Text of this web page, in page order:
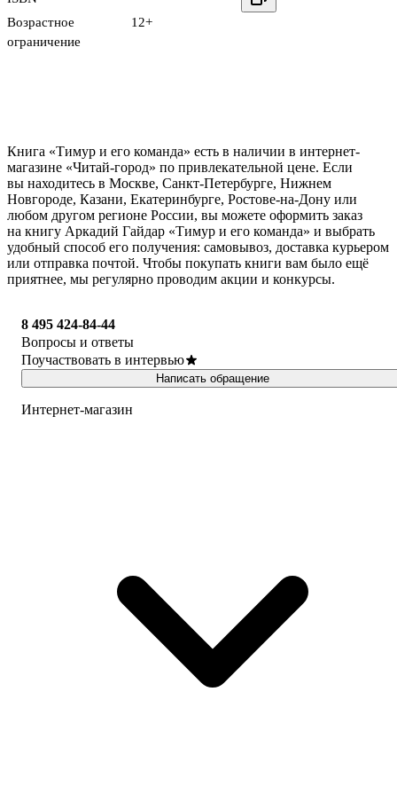
Возрастное
ограничение
12+
Книга «Тимур и его команда» есть в наличии в интернет-
магазине «Читай-город» по привлекательной цене. Если
вы находитесь в Москве, Санкт-Петербурге, Нижнем
Новгороде, Казани, Екатеринбурге, Ростове-на-Дону или
любом другом регионе России, вы можете оформить заказ
на книгу Аркадий Гайдар «Тимур и его команда» и выбрать
удобный способ его получения: самовывоз, доставка курьером
или отправка почтой. Чтобы покупать книги вам было ещё
приятнее, мы регулярно проводим акции и конкурсы.
8 495 424-84-44
Вопросы и ответы
Поучаствовать в интервью
Написать обращение
Интернет-магазин